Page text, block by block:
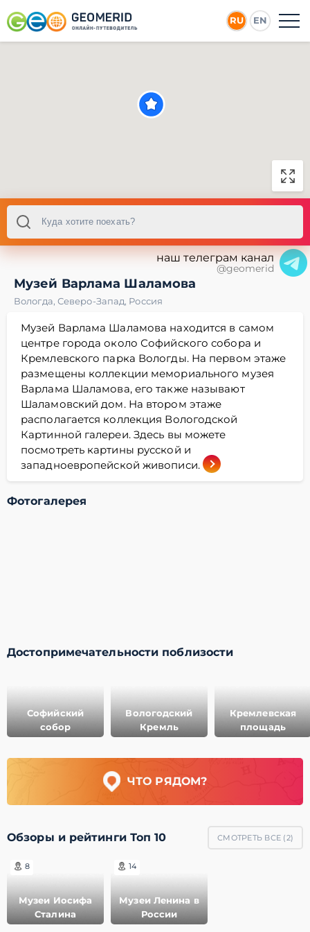
RU EN
наш телеграм канал
@geomerid
Музей Варлама Шаламова
Вологда, Северо-Запад, Россия
Музей Варлама Шаламова находится в самом
центре города около Софийского собора и
Кремлевского парка Вологды. На первом этаже
размещены коллекции мемориального музея
Варлама Шаламова, его также называют
Шаламовский дом. На втором этаже
располагается коллекция Вологодской
Картинной галереи. Здесь вы можете
посмотреть картины русской и
западноевропейской живописи.
Фотогалерея
Достопримечательности поблизости
Софийский
собор
Вологодский
Кремль
Кремлевская
площадь
ЧТО РЯДОМ?
Обзоры и рейтинги Топ 10 СМОТРЕТЬ ВСЕ (2)
8
Музеи Иосифа
Сталина
14
Музеи Ленина в
России